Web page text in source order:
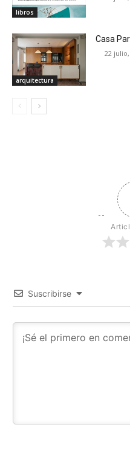
libros
arquitectura
Casa
22
Suscribirse